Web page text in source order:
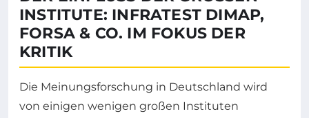
NSTITUTE: INFRATEST DIMAP, F
ORSA & CO. IM FOKUS DER K
RITIK
Die Meinungsforschung in Deutschland wird
von einigen wenigen großen Instituten